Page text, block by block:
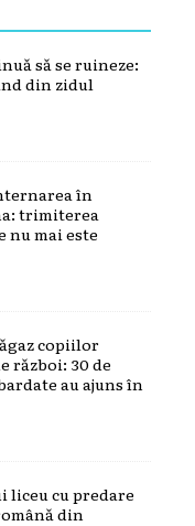
să se ruineze:
din zidul
în
trimiterea
nu mai este
copiilor
război: 30 de
au ajuns în
liceu cu predare
din